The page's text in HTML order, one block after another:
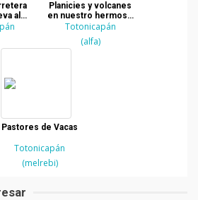
al
en
Planicies y volcanes
en nuestro hermoso
altiplano
Totonicapán
(alfa)
Pastores de Vacas
Totonicapán
(melrebi)